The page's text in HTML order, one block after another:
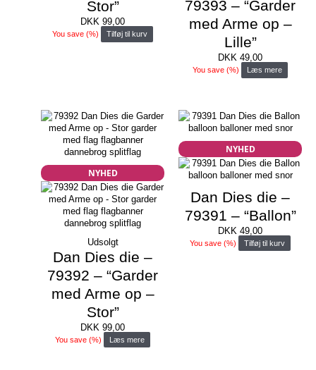
Stor”
DKK 99,00
You save(%) Tilføj til kurv
79393 – “Garder
med Arme op –
Lille”
DKK 49,00
You save (%) Læs mere
NYHED
Udsolgt
Dan Dies die –
79392 – “Garder
med Arme op –
Stor”
DKK 99,00
You save(%) Læs mere
NYHED
Dan Dies die –
79391 – “Ballon”
DKK 49,00
You save (%) Tilføj til kurv